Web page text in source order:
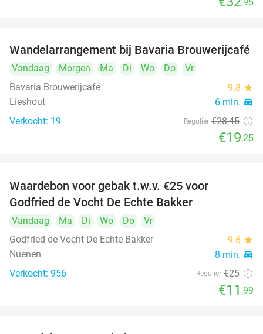
32%
Wandelarrangement bij Bavaria Brouwerijcafé
Vandaag Morgen Ma Di Wo Do
Vr
Bavaria Brouwerijcafé
9.8 star
Lieshout 6 min. directions_car
Verkocht: 19 Regulier €28,45
€19,25
Waardebon voor gebak t.w.v. €25 voor
Godfried de Vocht De Echte Bakker
Vandaag Ma Di Wo Do
Vr
Godfried de Vocht De Echte Bakker
9.6 star
Nuenen 8 min. directions_car
Verkocht: 956 Regulier €25
€11 ,99